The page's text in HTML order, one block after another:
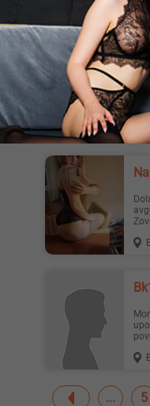
Voleo bih da upoznam devojku koja
voli
Dolazim prvi put u Beograd 15, 16, 17,
Momak iz Beograda,bi,voleo da
5